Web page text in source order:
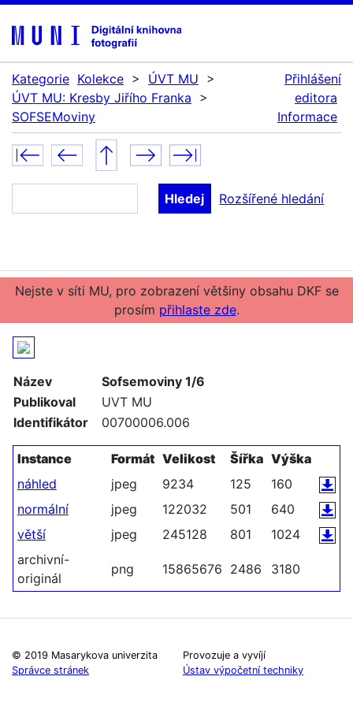
Kategorie Kolekce > ÚVT MU >
ÚVT MU: Kresby Jiřího Franka >
SOFSEMoviny
Přihlášení
editora
Informace
Rozšířené hledání
Nejste v síti MU, pro zobrazení většiny obsahu DKF se
prosím přihlaste zde.
Název
Sofsemoviny 1/6
Publikoval
UVT MU
Identifikátor
00700006.006
Instance Formát Velikost Šířka Výška
náhled
jpeg 9234 125
160
normální
jpeg 122032 501
640
větší
jpeg 245128 801
1024
archivní-
originál
png 15865676 2486 3180
© 2019 Masarykova univerzita
Správce stránek
Provozuje a vyvíjí
Ústav výpočetní techniky